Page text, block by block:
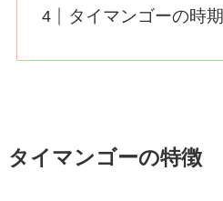
タイマンゴーの時期
タイマンゴーの特徴